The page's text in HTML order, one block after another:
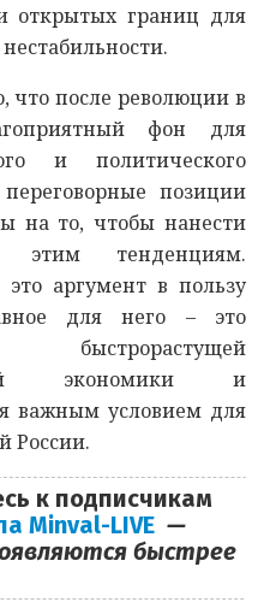
открытых границ для
что после революции в
фон для
и политического
позиции
на то, чтобы нанести
этим тенденциям.
аргумент в пользу
для него – это
экономики и
важным условием для
России.
к подписчикам
Minval-LIVE —
быстрее